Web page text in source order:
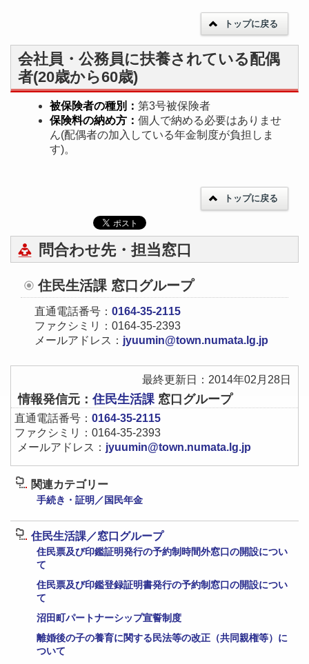
トップに戻る
会社員・公務員に扶養されている配偶
者(20歳から60歳)
被保険者の種別： 第3号被保険者
保険料の納め方： 個人で納める必要はありませ
ん(配偶者の加入している年金制度が負担しま
す)。
トップに戻る
問合わせ先・担当窓口
住民生活課 窓口グループ
直通電話番号： 0164-35-2115
ファクシミリ：0164-35-2393
メールアドレス： jyuumin@town.numata.lg.jp
最終更新日：2014年02月28日
情報発信元：住民生活課 窓口グループ
直通電話番号： 0164-35-2115
ファクシミリ：0164-35-2393
メールアドレス： jyuumin@town.numata.lg.jp
関連カテゴリー
手続き・証明／国民年金
住民生活課／窓口グループ
住民票及び印鑑証明発行の予約制時間外窓口の開設につい
て
住民票及び印鑑登録証明書発行の予約制窓口の開設につい
て
沼田町パートナーシップ宣誓制度
離婚後の子の養育に関する民法等の改正（共同親権等）に
ついて